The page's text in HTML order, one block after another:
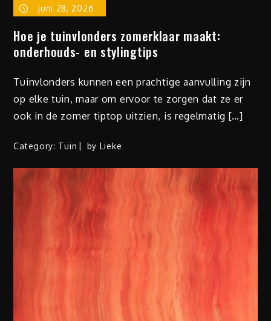
juni 28, 2026
Hoe je tuinvlonders zomerklaar maakt:
onderhouds- en stylingtips
Tuinvlonders kunnen een prachtige aanvulling zijn
op elke tuin, maar om ervoor te zorgen dat ze er
ook in de zomer tiptop uitzien, is regelmatig […]
Category: Tuin by Lieke